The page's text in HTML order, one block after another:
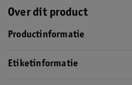
Over dit product
Productinformatie
Etiketinformatie